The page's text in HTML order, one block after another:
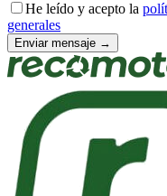
He leído y acepto la
generales
Enviar mensaje →